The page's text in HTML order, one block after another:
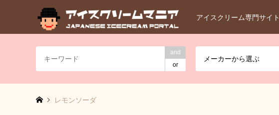
アイスクリーム専門サイト
and
or
メーカーから選ぶ
レモンソーダ